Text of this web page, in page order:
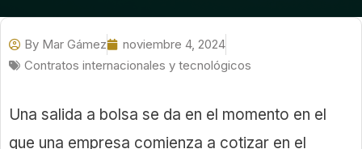
By Mar Gámez
noviembre 4, 2024
Contratos internacionales y tecnológicos
Una salida a bolsa se da en el momento en el
que una empresa comienza a cotizar en el